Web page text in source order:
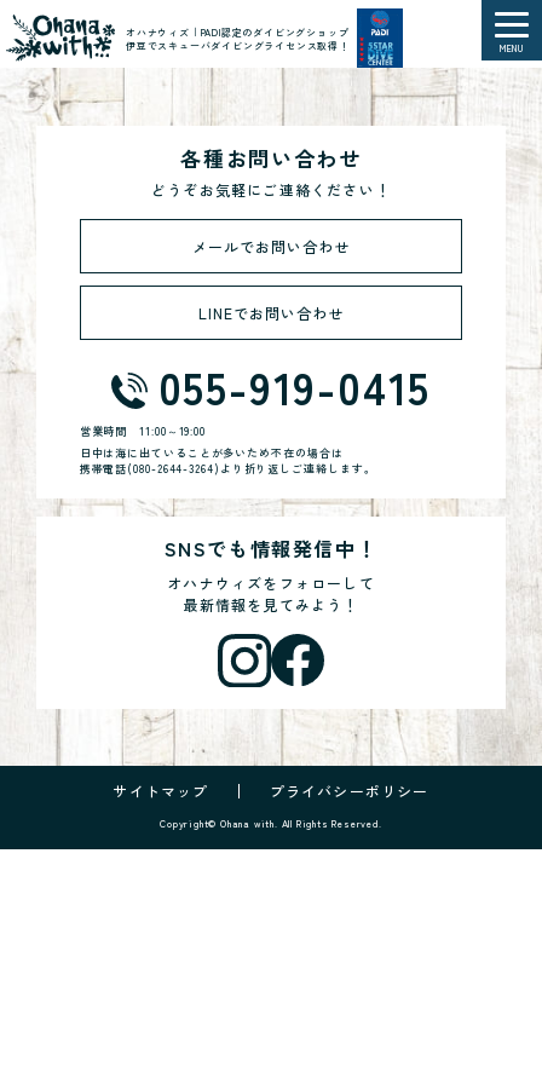
オハナウィズ｜PADI認定のダイビングショップ
伊豆でスキューバダイビングライセンス取得！
MENU
各種お問い合わせ
どうぞお気軽にご連絡ください！
メールでお問い合わせ
LINEでお問い合わせ
055-919-0415
営業時間11:00～19:00
日中は海に出ていることが多いため不在の場合は
携帯電話(080-2644-3264)より折り返しご連絡します。
SNSでも情報発信中！
オハナウィズをフォローして
最新情報を見てみよう！
サイトマップ プライバシーポリシー
Copyright© Ohana with. All Rights Reserved.